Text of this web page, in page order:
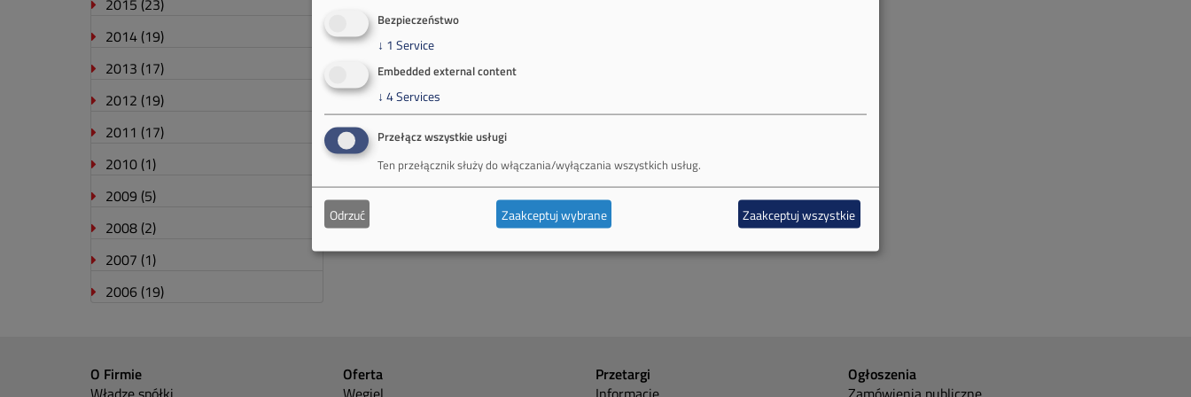
2015 (23)
2014 (19)
2013 (17)
2012 (19)
2011 (17)
2010 (1)
2009 (5)
2008 (2)
2007 (1)
2006 (19)
O Firmie
Oferta
Przetargi
Ogłoszenia
Bezpieczeństwo
↓ 1 Service
Embedded external content
↓ 4Services
Przełącz wszystkie usługi
Ten przełącznik służy do włączania/wyłączania wszystkich usług.
Odrzuć Zaakceptuj wybrane Zaakceptuj wszystkie